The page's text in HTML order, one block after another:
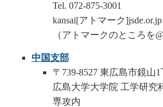
Tel. 072-875-3001
kansai[アトマーク]jsde.or.jp
（アトマークのところを
中国支部
〒739-8527 東広島市鏡山
広島大学大学院 工学研究
専攻内